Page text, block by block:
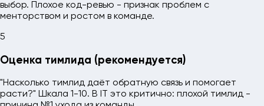
выбор. Плохое код-ревью - признак проблем с
менторством и ростом в команде.
5
Оценка тимлида (рекомендуется)
"Насколько тимлид даёт обратную связь и помогает
расти?" Шкала 1-10. В IT это критично: плохой тимлид -